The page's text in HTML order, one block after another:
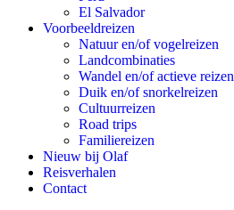
El Salvador
Voorbeeldreizen
Natuur en/of vogelreizen
Landcombinaties
Wandel en/of actieve reizen
Duik en/of snorkelreizen
Cultuurreizen
Road trips
Familiereizen
Nieuw bij Olaf
Reisverhalen
Contact